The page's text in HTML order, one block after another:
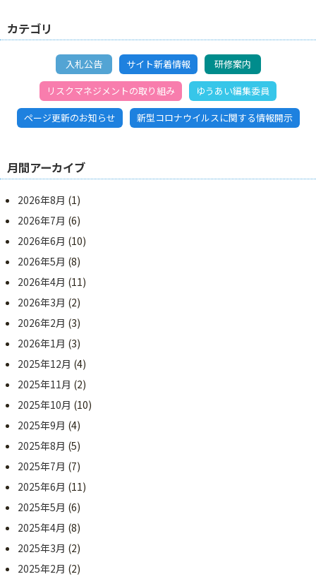
カテゴリ
入札公告 サイト新着情報
研修案内
リスクマネジメントの取り組み
ゆうあい編集委員
ページ更新のお知らせ
新型コロナウイルスに関する情報開示
月間アーカイブ
2026年8月 (1)
2026年7月 (6)
2026年6月 (10)
2026年5月 (8)
2026年4月 (11)
2026年3月 (2)
2026年2月 (3)
2026年1月 (3)
2025年12月 (4)
2025年11月 (2)
2025年10月 (10)
2025年9月 (4)
2025年8月 (5)
2025年7月 (7)
2025年6月 (11)
2025年5月 (6)
2025年4月 (8)
2025年3月 (2)
2025年2月 (2)